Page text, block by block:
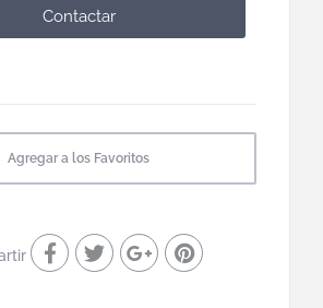
Contactar
Agregar a los Favoritos